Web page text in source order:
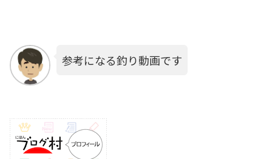
参考になる釣り動画です